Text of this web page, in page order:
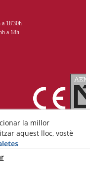
a 18'30h
a 18h
la millor
aquest lloc, vostè